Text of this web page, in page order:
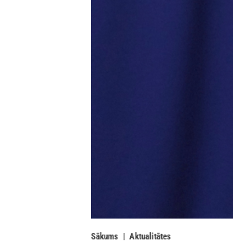
Sākums Aktualitātes